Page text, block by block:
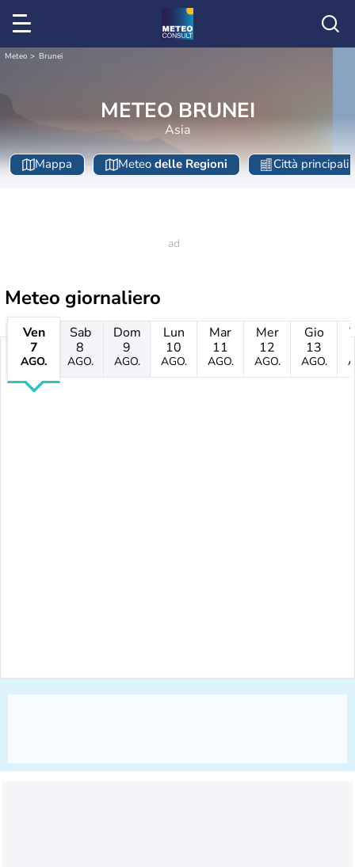
Meteo Brunei
METEO BRUNEI
Asia
Mappa Meteo delle Regioni Città principali
Meteo giornaliero
Ven
7
AGO.
Sab
8
AGO.
Dom
9
AGO.
Lun
10
AGO.
Mar
11
AGO.
Mer
12
AGO.
Gio
13
AGO.